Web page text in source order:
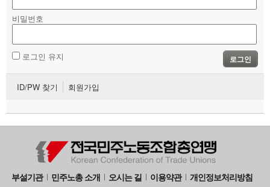
비밀번호
로그인 유지 로그인
ID/PW 찾기 회원가입
부설기관 민주노총 소개 오시는 길 이용약관 개인정보처리방침
자료
부설기관
업무